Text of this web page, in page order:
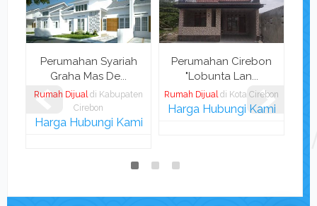
Perumahan Syariah
Graha Mas De...
Rumah Dijual di Kabupaten
Cirebon
Harga Hubungi Kami
Perumahan Cirebon
"Lobunta Lan...
Rumah Dijual di Kota Cirebon
Harga Hubungi Kami